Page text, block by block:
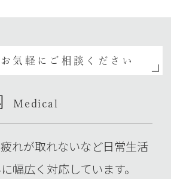
気軽にご相談ください
Medical
れが取れないなど日常生活
幅広く対応しています。